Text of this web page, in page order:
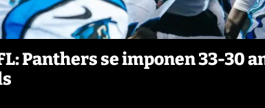
Panthers se imponen 33-30